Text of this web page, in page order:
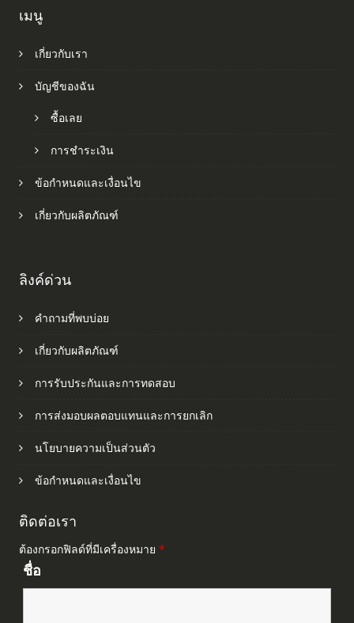
เมนู
เกี่ยวกับเรา
บัญชีของฉัน
ซื้อเลย
การชำระเงิน
ข้อกำหนดและเงื่อนไข
เกี่ยวกับผลิตภัณฑ์
ลิงค์ด่วน
คำถามที่พบบ่อย
เกี่ยวกับผลิตภัณฑ์
การรับประกันและการทดสอบ
การส่งมอบผลตอบแทนและการยกเลิก
นโยบายความเป็นส่วนตัว
ข้อกำหนดและเงื่อนไข
ติดต่อเรา
ต้องกรอกฟิลด์ที่มีเครื่องหมาย *
ชื่อ